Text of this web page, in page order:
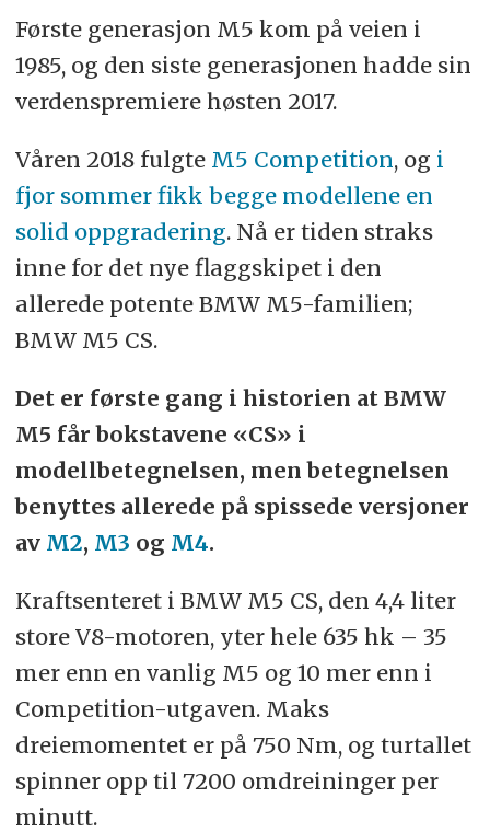
Første generasjon M5 kom på veien i
1985, og den siste generasjonen hadde sin
verdenspremiere høsten 2017.
Våren 2018 fulgte M5 Competition, og i
fjor sommer fikk begge modellene en
solid oppgradering. Nå er tiden straks
inne for det nye flaggskipet i den
allerede potente BMW M5-familien;
BMW M5 CS.
Det er første gang i historien at BMW
M5 får bokstavene «CS» i
modellbetegnelsen, men betegnelsen
benyttes allerede på spissede versjoner
av M2, M3 og M4.
Kraftsenteret i BMW M5 CS, den 4,4 liter
store V8-motoren, yter hele 635 hk – 35
mer enn en vanlig M5 og 10 mer enn i
Competition-utgaven. Maks
dreiemomentet er på 750 Nm, og turtallet
spinner opp til 7200 omdreininger per
minutt.